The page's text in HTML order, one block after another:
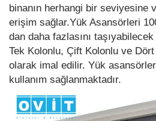
binanın herhangi bir seviyesine
erişim sağlar.Yük Asansörleri
dan daha fazlasını
Tek Kolonlu, Çift Kolonlu ve
olarak imal edilir. Yük
kullanım sağlanmaktadır.